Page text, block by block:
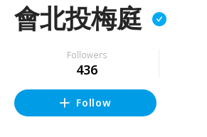
會北投梅庭
Followers
436
Follow